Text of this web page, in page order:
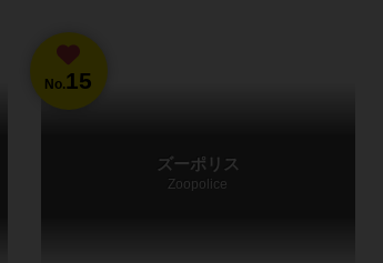
No.15
ズーポリス
Zoopolice